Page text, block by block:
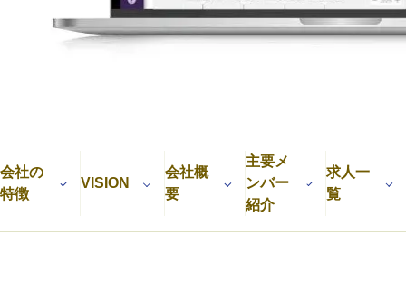
お問い合わせ
パートナーの方へ
会社の
特徴
VISION
会社概
要
主要メ
ンバー
紹介
求人一
覧